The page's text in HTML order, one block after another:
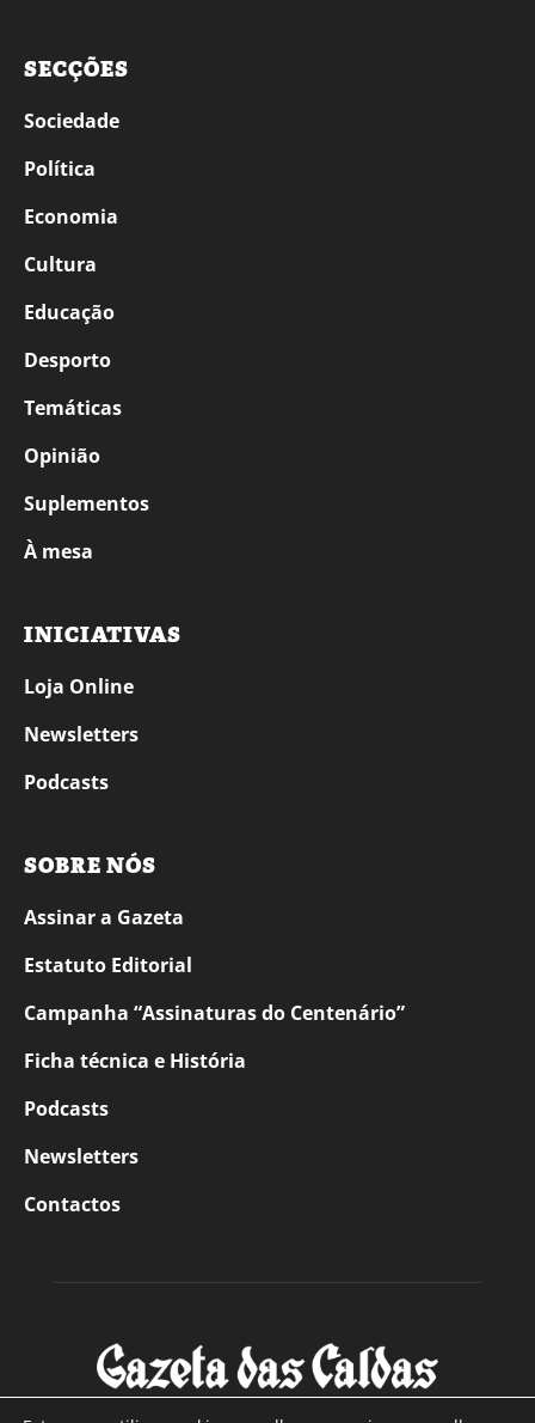
SECÇÕES
Sociedade
Política
Economia
Cultura
Educação
Desporto
Temáticas
Opinião
Suplementos
À mesa
INICIATIVAS
Loja Online
Newsletters
Podcasts
SOBRE NÓS
Assinar a Gazeta
Estatuto Editorial
Campanha “Assinaturas do Centenário”
Ficha técnica e História
Podcasts
Newsletters
Contactos